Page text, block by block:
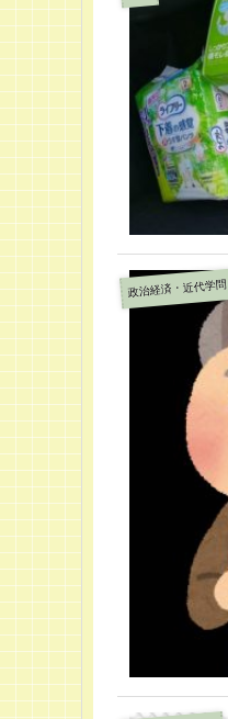
政治経済・近代学問